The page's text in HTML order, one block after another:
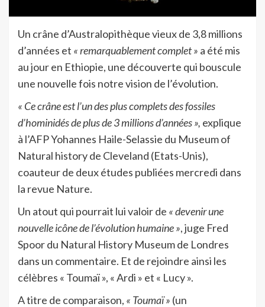
Un crâne d’Australopithèque vieux de 3,8 millions
d’années et « remarquablement complet » a été mis
au jour en Ethiopie, une découverte qui bouscule
une nouvelle fois notre vision de l’évolution.
« Ce crâne est l’un des plus complets des fossiles
d’hominidés de plus de 3 millions d’années », explique
à l’AFP Yohannes Haile-Selassie du Museum of
Natural history de Cleveland (Etats-Unis),
coauteur de deux études publiées mercredi dans
la revue Nature.
Un atout qui pourrait lui valoir de « devenir une
nouvelle icône de l’évolution humaine », juge Fred
Spoor du Natural History Museum de Londres
dans un commentaire. Et de rejoindre ainsi les
célèbres « Toumaï », « Ardi » et « Lucy ».
A titre de comparaison, « Toumaï » (un